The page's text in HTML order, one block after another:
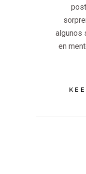
algunos
en